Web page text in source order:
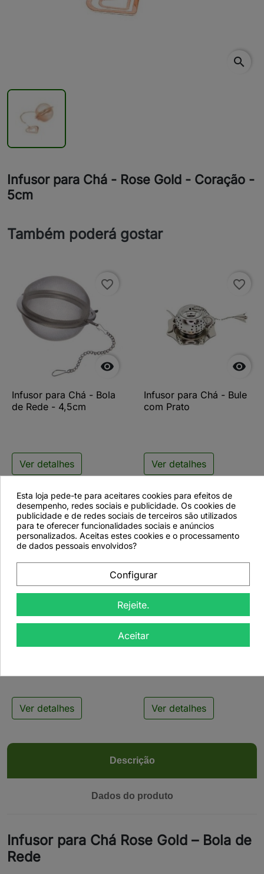
search
Infusor para Chá - Rose Gold - Coração -
5cm
Também poderá gostar

favorite_border
Infusor para Chá - Bola
de Rede - 4,5cm
Ver detalhes

favorite_border
Infusor para Chá - Bule
com Prato
Ver detalhes
favorite_border
Ver detalhes
favorite_border
com Bola de Rede -
Ver detalhes
Descrição
Dados do produto
Infusor para Chá Rose Gold – Bola de
Rede
Esta loja pede-te para aceitares cookies para efeitos de
desempenho, redes sociais e publicidade. Os cookies de
publicidade e de redes sociais de terceiros são utilizados
para te oferecer funcionalidades sociais e anúncios
personalizados. Aceitas estes cookies e o processamento
de dados pessoais envolvidos?
Configurar
Rejeite.
Aceitar